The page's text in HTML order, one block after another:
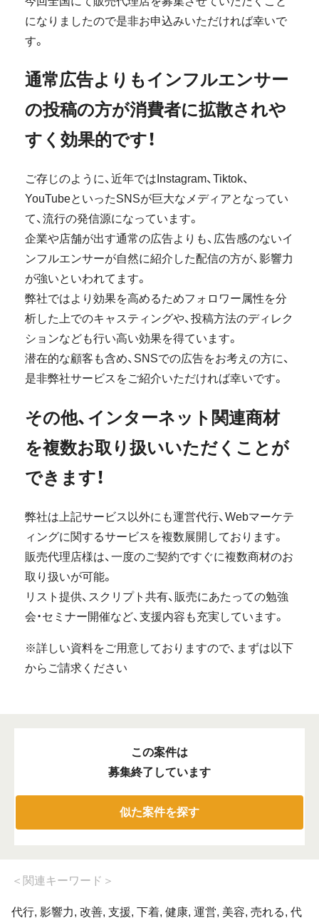
になりましたので是非お申込みいただければ幸いで
す。
通常広告よりもインフルエンサー
の投稿の方が消費者に拡散されや
すく効果的です！
ご存じのように、近年ではInstagram、Tiktok、
YouTubeといったSNSが巨大なメディアとなってい
て、流行の発信源になっています。
企業や店舗が出す通常の広告よりも、広告感のないイ
ンフルエンサーが自然に紹介した配信の方が、影響力
が強いといわれてます。
弊社ではより効果を高めるためフォロワー属性を分
析した上でのキャスティングや、投稿方法のディレク
ションなども行い高い効果を得ています。
潜在的な顧客も含め、SNSでの広告をお考えの方に、
是非弊社サービスをご紹介いただければ幸いです。
その他、インターネット関連商材
を複数お取り扱いいただくことが
できます！
弊社は上記サービス以外にも運営代行、Webマーケテ
ィングに関するサービスを複数展開しております。
販売代理店様は、一度のご契約ですぐに複数商材のお
取り扱いが可能。
リスト提供、スクリプト共有、販売にあたっての勉強
会・セミナー開催など、支援内容も充実しています。
※詳しい資料をご用意しておりますので、まずは以下
からご請求ください
この案件は
募集終了しています
似た案件を探す
＜ 関連キーワード ＞
代行, 影響力, 改善, 支援, 下着, 健康, 運営, 美容, 売れる, 代